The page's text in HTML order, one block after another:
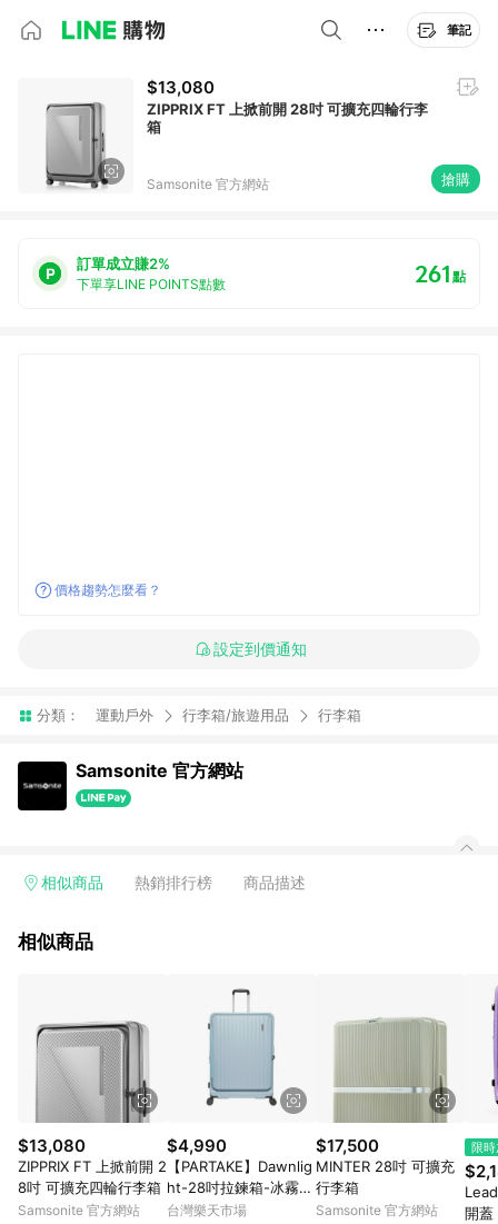
筆記
$13,080
ZIPPRIX FT 上掀前開 28吋 可擴充四輪行李
箱
Samsonite 官方網站 搶購
訂單成立賺2%
下單享LINE POINTS點數 261點
價格趨勢怎麼看？
設定到價通知
分類： 運動戶外 行李箱/旅遊用品 行李箱
Samsonite 官方網站
相似商品 熱銷排行榜 商品描述
相似商品
$13,080
ZIPPRIX FT 上掀前開 2
8吋 可擴充四輪行李箱
Samsonite 官方網站
$4,990
【PARTAKE】Dawnlig
ht-28吋拉鍊箱-冰霧藍
/個 PT2056B28IB【A
台灣樂天市場
$17,500
MINTER 28吋 可擴充
行李箱
Samsonite 官方網站
限
開蓋